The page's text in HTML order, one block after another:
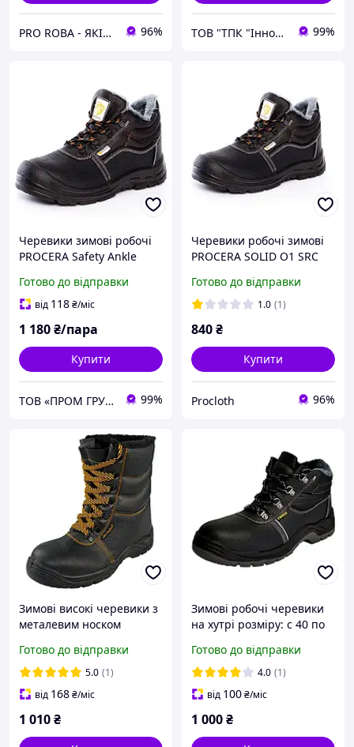
PRO ROBA - ЯКІСНИЙ РОБОЧИЙ ОДЯГ І ВЗУТТЯ ЗАПОРУКА ВАШОГО КОМФОРТУ ТА БЕЗПЕКИ НА РОБОЧОМУ МІСЦІ 96% ТОВ "ТПК "Інноваційні Промислові Технології" 99%
Черевики зимові робочі
PROCERA Safety Ankle
з металевим підноском
Готово до відправки
від 118₴/міс
1 180₴/пара
Купити
ТОВ «ПРОМ ГРУП» 99%
Черевики робочі зимові
PROCERA SOLID O1 SRC
робоче взуття чоловіче
Готово до відправки
1.0 (1)
840₴
Купити
Procloth 96%
Зимові високі черевики з
металевим носком
Польша, чоловіче робоче
взуття
Готово до відправки
5.0 (1)
від 168₴/міс
1 010₴
Зимові робочі черевики
на хутрі розміру: с 40 по
Готово до відправки
4.0 (1)
від 100₴/міс
1 000₴